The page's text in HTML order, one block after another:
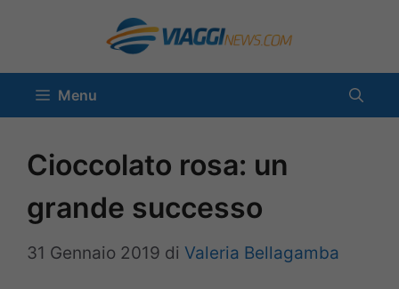
contenuto
Menu
Cioccolato rosa: un
grande successo
31 Gennaio 2019 di Valeria Bellagamba